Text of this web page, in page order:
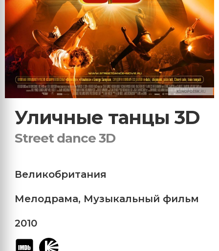
Уличные танцы 3D
Street danсe 3D
Великобритания
Мелодрама, Музыкальный фильм
2010